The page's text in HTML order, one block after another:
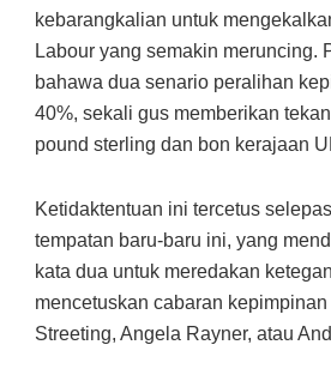
kebarangkalian untuk
Labour yang semakin meruncing.
bahawa dua senario peralihan
40%, sekali gus memberikan
pound sterling dan bon kerajaan
Ketidaktentuan ini tercetus
tempatan baru-baru ini, yang
kata dua untuk meredakan
mencetuskan cabaran
Streeting, Angela Rayner, atau